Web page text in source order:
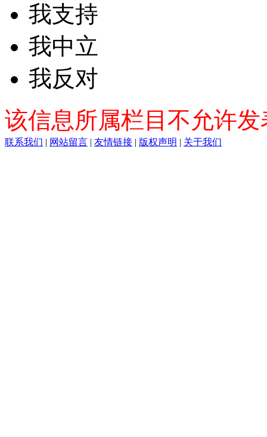
我支持
我中立
我反对
该信息所属栏目不允许
联系我们 | 网站留言 | 友情链接 | 版权声明 | 关于我们